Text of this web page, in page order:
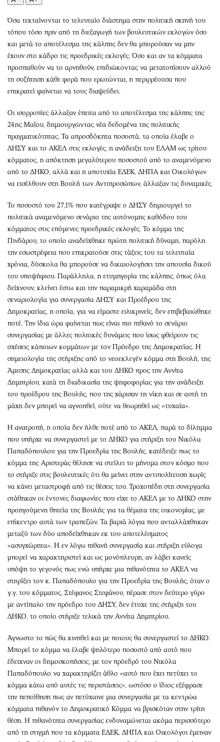
Περιβάλλον
Ελλάδα
Κόσμος
Παράξενα
Πολιτισμός
Θέατρο-Χορός
Εικαστικά
Βιβλίο
Χειρόγραφα
Συνταγές
Έξοδος
Media
Εκπομπές
Wine routes
Προσφορές
Προσωπικότητες στην ''Κ''
Επιστολές
Όσα τεκταίνονται το τελευταίο διάστημα στην πολιτική σκηνή του
τόπου τόσο πριν από τη διεξαγωγή των βουλευτικών εκλογών όσο
και μετά το αποτέλεσμα της κάλπης δεν θα μπορούσαν να μην
έχουν στο κάδρο τις προεδρικές εκλογές. Όσο και αν τα κόμματα
προσπαθούν να το αρνηθούν, επιδιώκοντας να μετατοπίσουν αλλού
τη συζήτηση κάθε φορά που ερωτώνται, η περιρρέουσα που
επικρατεί φαίνεται να τους διαψεύδει.
Οι ισορροπίες άλλαξαν έπειτα από το αποτέλεσμα της κάλπης της
24ης Μαΐου, δημιουργώντας νέα δεδομένα της πολιτικής
πραγματικότητας. Τα απροσδόκητα ποσοστά, τα οποία έλαβε ο
ΔΗΣΥ και το ΑΚΕΛ στις εκλογές, η ανάδειξη του ΕΛΑΜ ως τρίτου
κόμματος, η απόκτηση μεγαλύτερου ποσοστού από το αναμενόμενο
από το ΔΗΚΟ, αλλά και η αποτυχία ΕΔΕΚ, ΔΗΠΑ και Οικολόγων
να εισέλθουν στη Βουλή των Αντιπροσώπων, άλλαξαν τις δυναμικές.
Το ποσοστό του 27,1% που κατέγραψε ο ΔΗΣΥ δημιουργεί το
πολιτικά αναμενόμενο σενάριο της αυτόνομης καθόδου του
κόμματος στις επόμενες προεδρικές εκλογές. Το κόμμα της
Πινδάρου, το οποίο αναδείχθηκε πρώτη πολιτική δύναμη, παρόλη
την εσωστρέφεια που επικρατούσε στις τάξεις του τα τελευταία
χρόνια, δύσκολα θα μπορούσε να δικαιολογήσει την απουσία δικού
του υποψήφιου. Παράλληλα, η ετυμηγορία της κάλπης, όπως όλα
δείχνουν, κλείνει έστω και την παραμικρή χαραμάδα στη
σεναριολογία για συνεργασία ΔΗΣΥ και Προέδρου της
Δημοκρατίας, η οποία, για να είμαστε ειλικρινείς, δεν επιβεβαιώθηκε
ποτέ. Την ίδια ώρα φαίνεται πως είναι πιο πιθανό το σενάριο
συνεργασίας με άλλες πολιτικές δυνάμεις που ίσως φθείρουν τις
σχέσεις κάποιων κομμάτων με τον Πρόεδρο της Δημοκρατίας. Η
σημειολογία της στήριξης από το νεοεκλεγέν κόμμα στη Βουλή, της
Άμεσης Δημοκρατίας αλλά και του ΔΗΚΟ προς την Αννίτα
Δημητρίου, κατά τη διαδικασία της ψηφοφορίας για την ανάδειξη
του προέδρου της Βουλής, που της χάρισαν τη νίκη και σε αυτή τη
μάχη δεν μπορεί να αγνοηθεί, ούτε να θεωρηθεί ως «τυχαία».
Η ανατροπή, η οποία δεν ήλθε ποτέ από το ΑΚΕΛ, παρά το δίλημμα
που υπήρχε να συνεργαστεί με το ΔΗΚΟ για στήριξη του Νικόλα
Παπαδόπουλου για την Προεδρία της Βουλής, κατέδειξε πως το
κόμμα της Αριστεράς θέλησε να στείλει το μήνυμα στον κόσμο που
το στήριξε στις βουλευτικές ότι θα μείνει στην αντιπολίτευση χωρίς
να κάνει μεταστροφή από τις θέσεις του. Τροχοπέδη στη συνεργασία
στάθηκαν οι έντονες διαφωνίες που είχε το ΑΚΕΛ με το ΔΗΚΟ στην
προηγούμενη θητεία της Βουλής για τα θέματα της οικονομίας, με
επίκεντρο αυτά των τραπεζών. Τα βαριά λόγια που ανταλλάχθηκαν
μεταξύ των δύο αποδείχθηκαν εκ του αποτελέσματος
«ασυγχώρητα». Η εν λόγω πιθανή συνεργασία και στήριξη εύλογα
μπορεί να χαρακτηριστεί και ως μονόπλευρη, αν λάβει κανείς
υπόψη το γεγονός πως ενώ υπήρχε μια πιθανότητα το ΑΚΕΛ να
στηρίξει τον κ. Παπαδόπουλο για την Προεδρία της Βουλής, όταν ο
γ.γ. του κόμματος, Στέφανος Στεφάνου, πέρασε στον δεύτερο γύρο
με αντίπαλο την πρόεδρο του ΔΗΣΥ, δεν έτυχε της στήριξη του
ΔΗΚΟ, το οποίο στήριξε τελικά την Αννίτα Δημητρίου.
Άγνωστο το πώς θα κινηθεί και με ποιους θα συνεργαστεί το ΔΗΚΟ.
Μπορεί το κόμμα να έλαβε ψηλότερο ποσοστό από αυτό που
έδειχναν οι δημοσκοπήσεις, με τον πρόεδρό του Νικόλα
Παπαδόπουλο να χαρακτηρίζει άθλο «αυτό που έχει πετύχει το
κόμμα κάτω από αυτές τις περιστάσεις», ωστόσο ο ίδιος εξέφρασε
την πεποίθηση πως αν πετύχαινε μια συνεργασία με τα κεντρώα
κόμματα πιθανόν το Δημοκρατικό Κόμμα να βρισκόταν στην τρίτη
θέση. Η πιθανότητα συνεργασίας ενδυναμώνεται ακόμα περισσότερο
από τη στιγμή που τα κόμματα ΕΔΕΚ, ΔΗΠΑ και Οικολόγοι έμειναν